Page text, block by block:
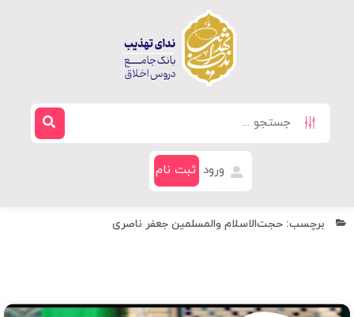
ورود ثبت نام
برچسب: حجت‌الاسلام والمسلمین جعفر ناصری